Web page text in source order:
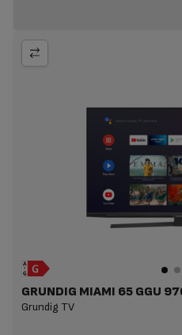
GRUNDIG MIAMI 65 GGU
Grundig TV